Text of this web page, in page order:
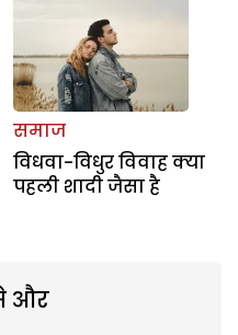
समाज
विधवा-विधुर विवाह क्या
पहली शादी जैसा है
और